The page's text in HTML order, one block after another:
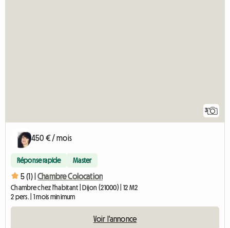
3
450 € / mois
Réponse rapide Master
5 (1) | Chambre Colocation
Chambre chez l'habitant | Dijon (21000) | 12 M2
2 pers. | 1 mois minimum
Voir l'annonce